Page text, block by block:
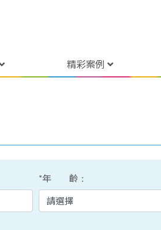
精彩案例
*年 齡：